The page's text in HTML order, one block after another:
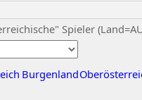
Spieler
Burgenland